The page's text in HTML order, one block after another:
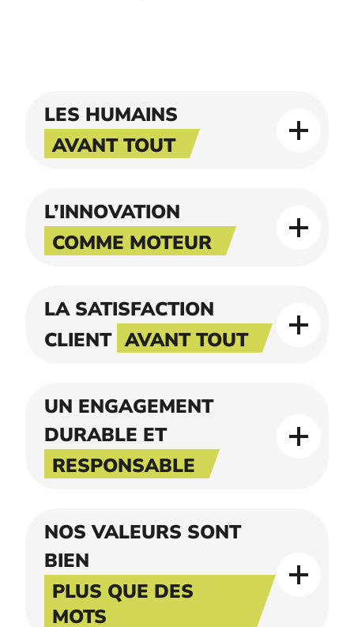
LES HUMAINS
AVANT TOUT
L’INNOVATION
COMME MOTEUR
LA SATISFACTION
CLIENT AVANT TOUT
UN ENGAGEMENT
DURABLE ET
RESPONSABLE
NOS VALEURS SONT
BIEN
PLUS QUE DES
MOTS